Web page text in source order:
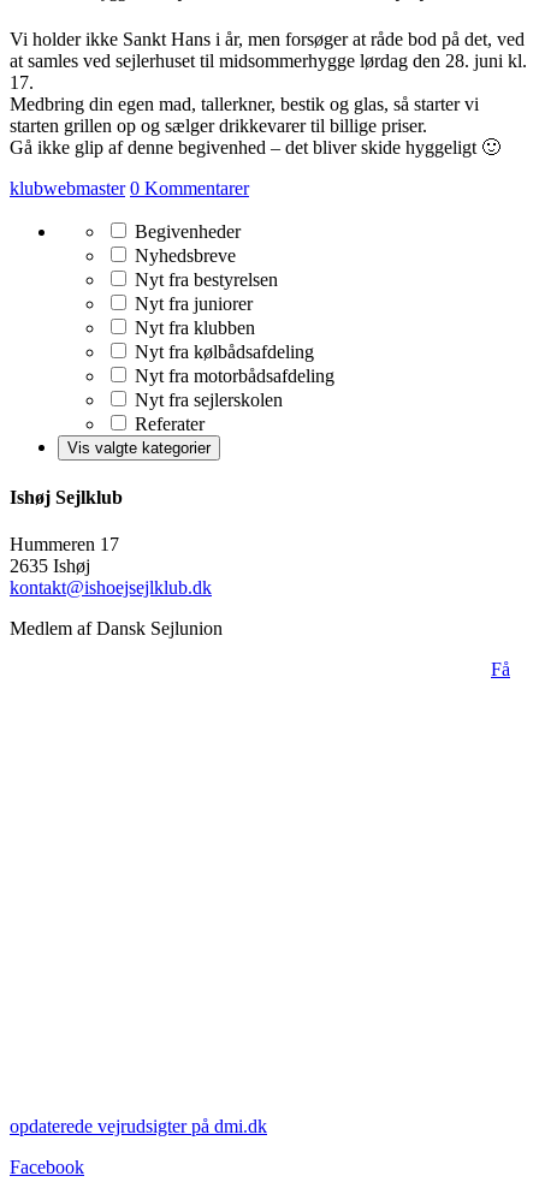
Vi holder ikke Sankt Hans i år, men forsøger at råde bod på det, ved
at samles ved sejlerhuset til midsommerhygge lørdag den 28. juni kl.
17.
Medbring din egen mad, tallerkner, bestik og glas, så starter vi
starten grillen op og sælger drikkevarer til billige priser.
Gå ikke glip af denne begivenhed – det bliver skide hyggeligt 🙂
klubwebmaster 0 Kommentarer
Begivenheder
Nyhedsbreve
Nyt fra bestyrelsen
Nyt fra juniorer
Nyt fra klubben
Nyt fra kølbådsafdeling
Nyt fra motorbådsafdeling
Nyt fra sejlerskolen
Referater
Ishøj Sejlklub
Hummeren 17
2635 Ishøj
kontakt@ishoejsejlklub.dk
Medlem af Dansk Sejlunion
Få
opdaterede vejrudsigter på dmi.dk
Facebook